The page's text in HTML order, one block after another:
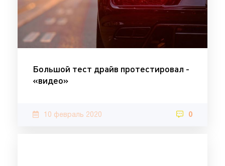
Большой тест драйв протестировал -
«видео»
10 февраль 2020 0